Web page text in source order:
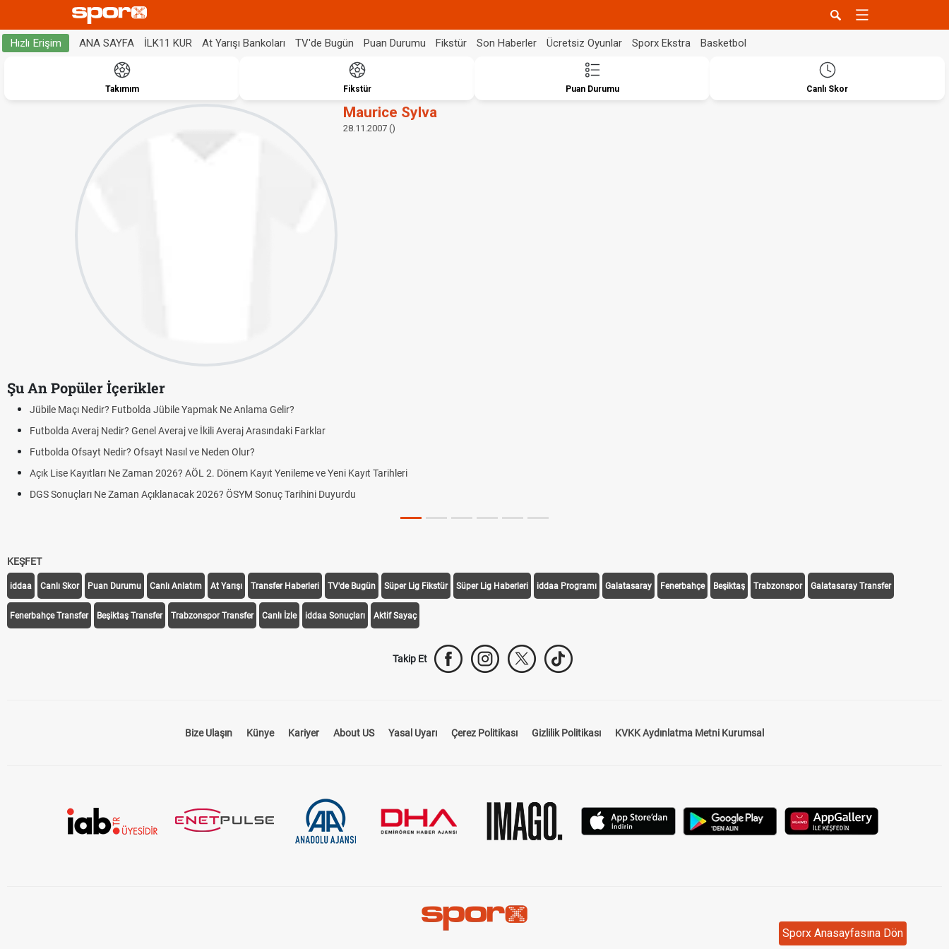
Hızlı Erişim ANA SAYFA İLK11 KUR At Yarışı Bankoları TV'de Bugün Puan Durumu Fikstür Son Haberler Ücretsiz Oyunlar Sporx Ekstra Basketbol
Takımım Fikstür Puan Durumu Canlı Skor
Maurice Sylva
28.11.2007 ()
Sporx Anasayfasına Dön
Şu An Popüler İçerikler
Jübile Maçı Nedir? Futbolda Jübile Yapmak Ne Anlama Gelir?
Futbolda Averaj Nedir? Genel Averaj ve İkili Averaj Arasındaki Farklar
Futbolda Ofsayt Nedir? Ofsayt Nasıl ve Neden Olur?
Açık Lise Kayıtları Ne Zaman 2026? AÖL 2. Dönem Kayıt Yenileme ve Yeni Kayıt Tarihleri
DGS Sonuçları Ne Zaman Açıklanacak 2026? ÖSYM Sonuç Tarihini Duyurdu
KEŞFET
iddaa Canlı Skor Puan Durumu Canlı Anlatım At Yarışı Transfer Haberleri TV'de Bugün Süper Lig Fikstür Süper Lig Haberleri iddaa Programı Galatasaray Fenerbahçe Beşiktaş Trabzonspor Galatasaray Transfer
Fenerbahçe Transfer Beşiktaş Transfer Trabzonspor Transfer Canlı İzle iddaa Sonuçları Aktif Sayaç
Takip Et
Bize Ulaşın Künye Kariyer About US Yasal Uyarı Çerez Politikası Gizlilik Politikası KVKK Aydınlatma Metni Kurumsal